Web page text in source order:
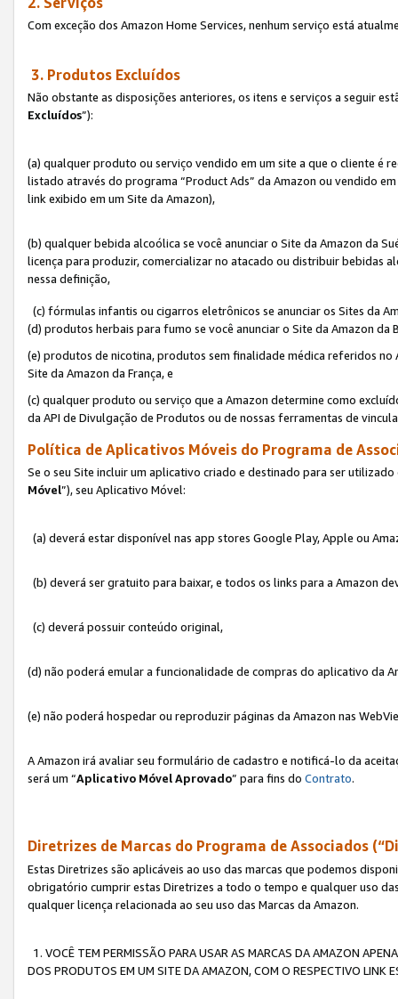
Com exceção dos Amazon Home Services, nenhum serviço está
3. Produtos Excluídos
Não obstante as disposições anteriores, os itens e serviços a seguir
Excluídos”):
(a) qualquer produto ou serviço vendido em um site a que o cliente é
listado através do programa “Product Ads” da Amazon ou vendido
link exibido em um Site da Amazon),
(b) qualquer bebida alcoólica se você anunciar o Site da Amazon da
licença para produzir, comercializar no atacado ou distribuir bebidas
nessa definição,
(c) fórmulas infantis ou cigarros eletrônicos se anunciar os Sites da
(d) produtos herbais para fumo se você anunciar o Site da Amazon da
(e) produtos de nicotina, produtos sem finalidade médica referidos no
Site da Amazon da França, e
(c) qualquer produto ou serviço que a Amazon determine como
da API de Divulgação de Produtos ou de nossas ferramentas de
Política de Aplicativos Móveis do Programa de
Se o seu Site incluir um aplicativo criado e destinado para ser
Móvel”), seu Aplicativo Móvel:
(a) deverá estar disponível nas app stores Google Play, Apple ou
(b) deverá ser gratuito para baixar, e todos os links para a Amazon
(c) deverá possuir conteúdo original,
(d) não poderá emular a funcionalidade de compras do aplicativo da
(e) não poderá hospedar ou reproduzir páginas da Amazon nas
A Amazon irá avaliar seu formulário de cadastro e notificá-lo da
será um “Aplicativo Móvel Aprovado” para fins do Contrato.
Diretrizes de Marcas do Programa de Associados
Estas Diretrizes são aplicáveis ao uso das marcas que podemos
obrigatório cumprir estas Diretrizes a todo o tempo e qualquer uso
qualquer licença relacionada ao seu uso das Marcas da Amazon.
1. VOCÊ TEM PERMISSÃO PARA USAR AS MARCAS DA AMAZON
DOS PRODUTOS EM UM SITE DA AMAZON, COM O RESPECTIVO LINK